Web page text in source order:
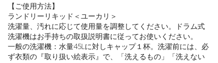
【ご使用方法】
ランドリーリキッド＜ユーカリ＞
洗濯量、汚れに応じて使用量を調整してください。ドラム式
洗濯機はお手持ちの取扱説明書に従ってお使いください。
一般の洗濯機：水量45Lに対しキャップ１杯。洗濯前には、必
ず衣類の『取り扱い絵表示』で、「洗えるもの」「洗えない